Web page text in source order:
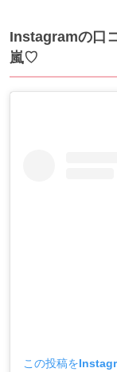
Instagramの口
嵐♡
この投稿を